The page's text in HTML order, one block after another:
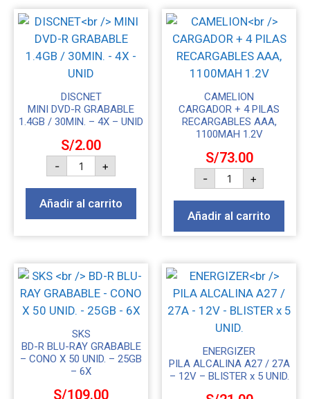
DISCNET
MINI DVD-R GRABABLE
1.4GB / 30MIN. – 4X – UNID
S/2.00
- +
Añadir al carrito
CAMELION
CARGADOR + 4 PILAS
RECARGABLES AAA,
1100MAH 1.2V
S/73.00
- +
Añadir al carrito
SKS
BD-R BLU-RAY GRABABLE
– CONO X 50 UNID. – 25GB
– 6X
S/109.00
ENERGIZER
PILA ALCALINA A27 / 27A
– 12V – BLISTER x 5 UNID.